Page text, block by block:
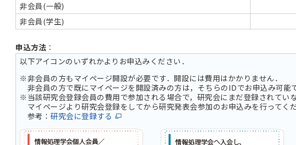
非会員(一般)
非会員(学生)
申込方法 ：
以下アイコンのいずれかよりお申込みください．
※非会員の方もマイページ開設が必要です．開設には費用はかかりません．
非会員の方で既にマイページを開設済みの方は，そちらのIDでお申込み可能で
※当該研究会登録会員の費用で参加される場合で，研究会にまだ登録されてい
マイページより研究会登録をしてから研究発表会参加のお申込みを行ってくだ
参考： 研究会に登録する